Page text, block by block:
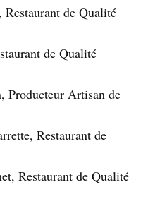
de Qualité
de Qualité
Producteur Artisan de
Restaurant de
Restaurant de Qualité